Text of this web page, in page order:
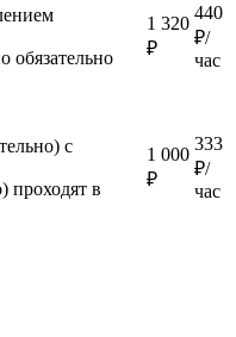
обязательно
1 320
₽
440
₽/
час
с
проходят в
1 000
₽
333
₽/
час